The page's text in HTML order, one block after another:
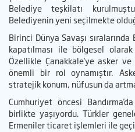
Belediye teşkilatı
Belediyenin yeni seçilmekte
Birinci Dünya Savaşı sıralarında
kapatılması ile bölgesel
Özellikle Çanakkale'ye asker
önemli bir rol oynamıştır.
stratejik konum, nüfusun da
Cumhuriyet öncesi
birlikte yaşıyordu. Türkler
Ermeniler ticaret işlemleri ile